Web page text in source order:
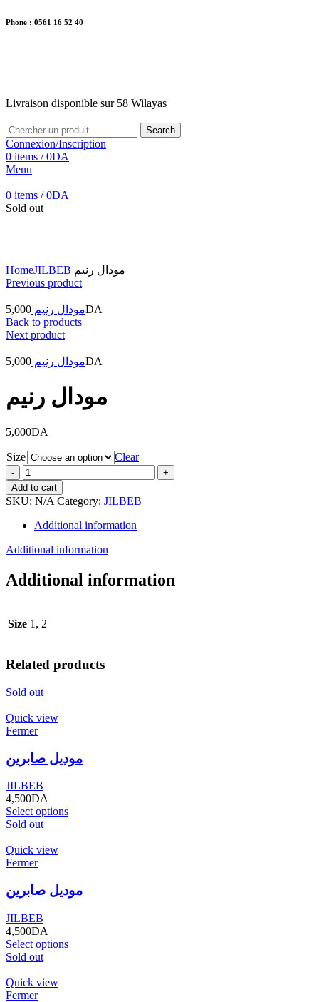
Phone : 0561 16 52 40
Livraison disponible sur 58 Wilayas
Search
Connexion/Inscription
0 items / 0DA
Menu
0 items / 0DA
Sold out
HomeJILBEB مودال رنيم
Previous product
مودال رنيم 5,000
DA
Back to products
Next product
مودال رنيم 5,000 DA
مودال رنيم
5,000DA
Size
Clear
مودال
رنيم
quantity
Add to cart
SKU: N/A Category: JILBEB
Additional information
Additional information
Additional information
Size 1, 2
Related products
Sold out
Quick view
Fermer
موديل صابرين
JILBEB
4,500DA
Select options
Sold out
Quick view
Fermer
موديل صابرين
JILBEB
4,500DA
Select options
Sold out
Quick view
Fermer